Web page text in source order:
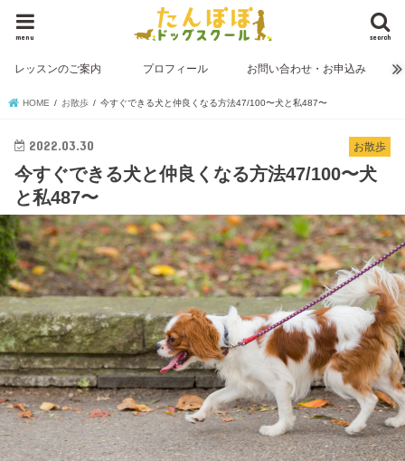
search
menu
レッスンのご案内 プロフィール お問い合わせ・お申込み
HOME お散歩 今すぐできる犬と仲良くなる方法47/100〜犬と私487〜
お散歩
2022.03.30
今すぐできる犬と仲良くなる方法47/100〜犬
と私487〜